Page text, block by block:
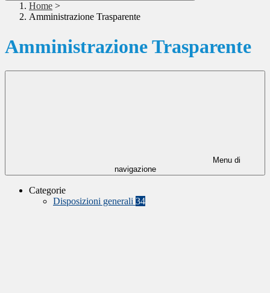
Home >
Amministrazione Trasparente
Amministrazione Trasparente
Menu di
navigazione
Categorie
Disposizioni generali 34